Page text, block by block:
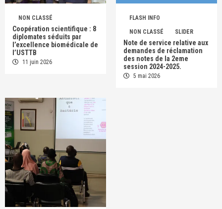
NON CLASSÉ
Coopération scientifique : 8
diplomates séduits par
l’excellence biomédicale de
l’USTTB
11 juin 2026
FLASH INFO
NON CLASSÉ
SLIDER
Note de service relative aux
demandes de réclamation
des notes de la 2eme
session 2024-2025.
5 mai 2026